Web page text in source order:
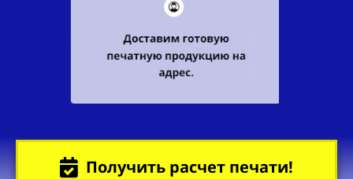
Получить расчет печати!